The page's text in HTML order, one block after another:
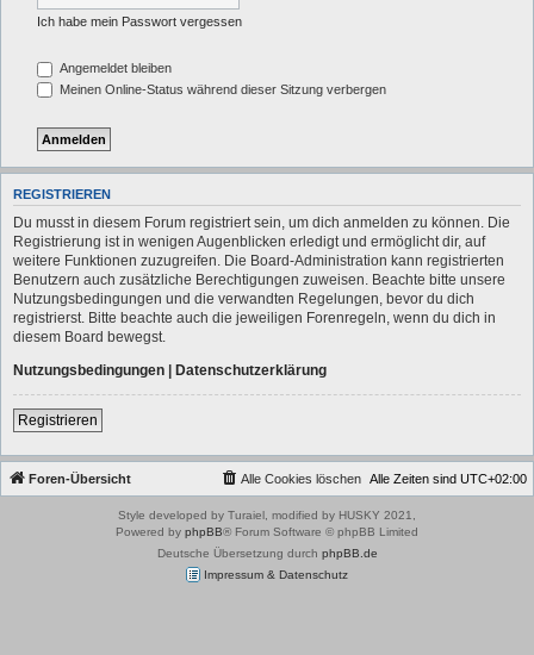
Ich habe mein Passwort vergessen
Angemeldet bleiben
Meinen Online-Status während dieser Sitzung verbergen
REGISTRIEREN
Du musst in diesem Forum registriert sein, um dich anmelden zu können. Die
Registrierung ist in wenigen Augenblicken erledigt und ermöglicht dir, auf
weitere Funktionen zuzugreifen. Die Board-Administration kann registrierten
Benutzern auch zusätzliche Berechtigungen zuweisen. Beachte bitte unsere
Nutzungsbedingungen und die verwandten Regelungen, bevor du dich
registrierst. Bitte beachte auch die jeweiligen Forenregeln, wenn du dich in
diesem Board bewegst.
Nutzungsbedingungen | Datenschutzerklärung
Registrieren
Foren-Übersicht Alle Zeiten sind UTC+02:00
Alle Cookies löschen
Style developed by Turaiel, modified by HUSKY 2021,
Powered by phpBB® Forum Software © phpBB Limited
Deutsche Übersetzung durch phpBB.de
Impressum & Datenschutz